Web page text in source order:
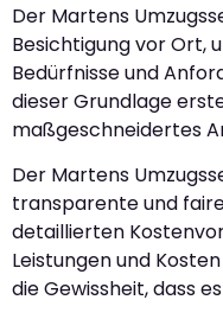
Der Martens
Besichtigung vor Ort,
Bedürfnisse und
dieser Grundlage
maßgeschneidertes
Der Martens
transparente und
detaillierten
Leistungen und
die Gewissheit, dass